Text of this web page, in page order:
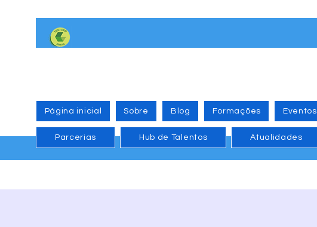
Página inicial Sobre Blog Formações Eventos
Parcerias Hub de Talentos Atualidades